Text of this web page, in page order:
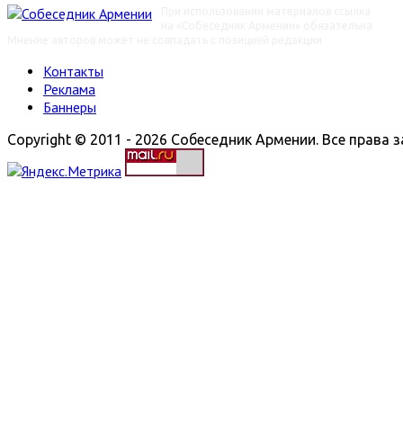
Контакты
Реклама
Баннеры
Copyright © 2011 - 2026 Собеседник Армении. Все права